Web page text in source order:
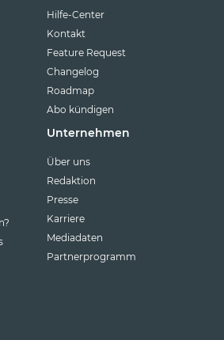
Hilfe-Center
Kontakt
Feature Request
Changelog
Roadmap
Abo kündigen
Unternehmen
Über uns
Redaktion
Presse
Karriere
Mediadaten
Partnerprogramm